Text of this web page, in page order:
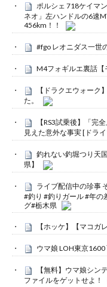
ポルシェ 718ケイマ
ネオ」左ハンドルの6速
456km！！
#fgo レオニダス一世
M4フォギルエ裏話【
【ドラクエウォーク
た。
【RS3試乗後】「完
見えた意外な事実 [ドラ
釣れない釣堀つり天
県】
ライブ配信中の珍事
#釣り #釣りガール #年
グ#栃木県
【ホッケ】【マコガ
ウマ娘 LOH東京
【無料】ウマ娘シン
ファイルをゲットせよ！